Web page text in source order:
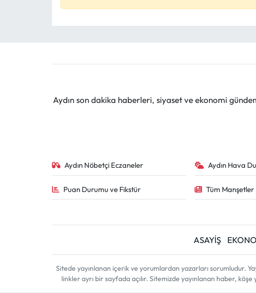
Aydın son dakika haberleri, siyaset ve ekonomi
Aydın Nöbetçi Eczaneler Aydın Hava
Puan Durumu ve Fikstür Tüm Manşetler
ASAYİŞ
Sitede yayınlanan içerik ve yorumlardan yazarları sorumludur.
linkler ayrı bir sayfada açılır. Sitemizde yayınlanan haber,